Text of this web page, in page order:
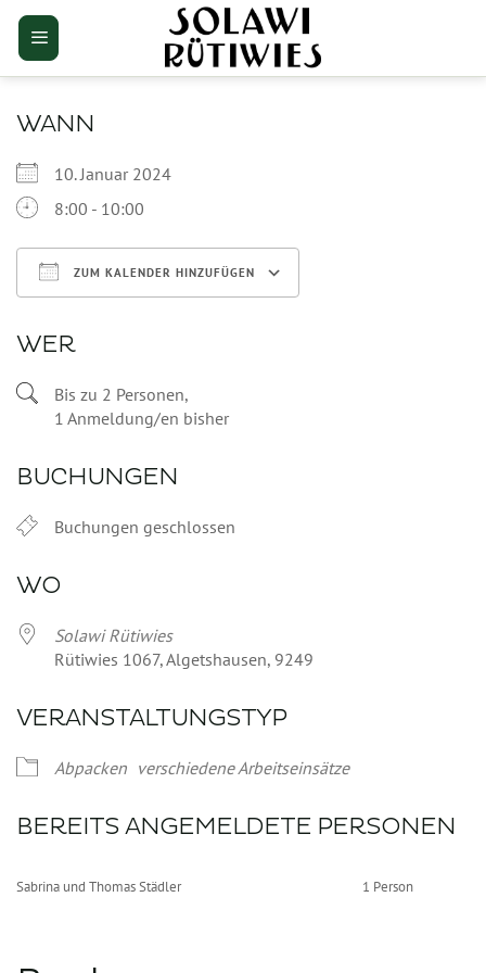
Zum
Inhalt
springen
WANN
10. Januar 2024
8:00 - 10:00
ZUM KALENDER HINZUFÜGEN
WER
Bis zu 2 Personen,
1 Anmeldung/en bisher
BUCHUNGEN
Buchungen geschlossen
WO
Solawi Rütiwies
Rütiwies 1067, Algetshausen, 9249
VERANSTALTUNGSTYP
Abpacken verschiedene Arbeitseinsätze
BEREITS ANGEMELDETE PERSONEN
Sabrina und Thomas Städler 1 Person